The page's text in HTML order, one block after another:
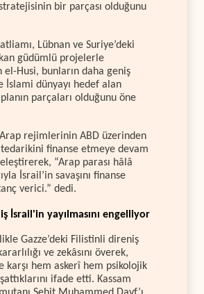
bir parçası olduğunu
Lübnan ve Suriye’deki
güdümlü projelerle
Husi, bunların daha geniş
İslami dünyayı hedef alan
parçaları olduğunu öne
Arap rejimlerinin ABD üzerinden
tedarikini finanse etmeye devam
“Arap parası hâlâ
İsrail’in savaşını finanse
verici.” dedi.
İsrail'in yayılmasını engelliyor
Gazze’deki Filistinli direniş
ve zekâsını överek,
karşı hem askerî hem psikolojik
ifade etti. Kassam